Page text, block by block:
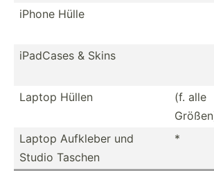
iPhone Hülle
iPadCases & Skins
Laptop Hüllen
(f. alle
Laptop Aufkleber und
Studio Taschen
*